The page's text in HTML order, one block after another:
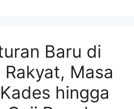
Baru di
Rakyat, Masa
hingga